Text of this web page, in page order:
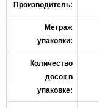
Производитель:
Метраж
упаковки:
Количество
досок в
упаковке: